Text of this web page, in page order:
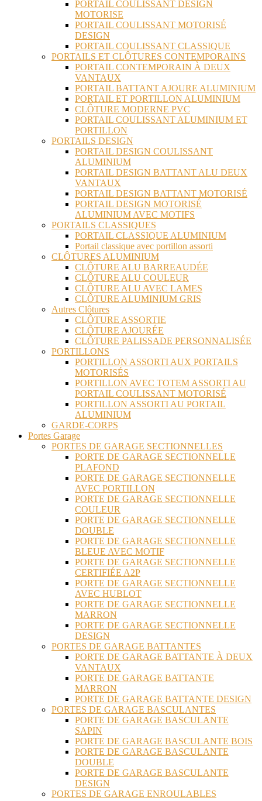
PORTAIL COULISSANT DESIGN
MOTORISE
PORTAIL COULISSANT MOTORISÉ
DESIGN
PORTAIL COULISSANT CLASSIQUE
PORTAILS ET CLÔTURES CONTEMPORAINS
PORTAIL CONTEMPORAIN À DEUX
VANTAUX
PORTAIL BATTANT AJOURE ALUMINIUM
PORTAIL ET PORTILLON ALUMINIUM
CLÔTURE MODERNE PVC
PORTAIL COULISSANT ALUMINIUM ET
PORTILLON
PORTAILS DESIGN
PORTAIL DESIGN COULISSANT
ALUMINIUM
PORTAIL DESIGN BATTANT ALU DEUX
VANTAUX
PORTAIL DESIGN BATTANT MOTORISÉ
PORTAIL DESIGN MOTORISÉ
ALUMINIUM AVEC MOTIFS
PORTAILS CLASSIQUES
PORTAIL CLASSIQUE ALUMINIUM
Portail classique avec portillon assorti
CLÔTURES ALUMINIUM
CLÔTURE ALU BARREAUDÉE
CLÔTURE ALU COULEUR
CLÔTURE ALU AVEC LAMES
CLÔTURE ALUMINIUM GRIS
Autres Clôtures
CLÔTURE ASSORTIE
CLÔTURE AJOURÉE
CLÔTURE PALISSADE PERSONNALISÉE
PORTILLONS
PORTILLON ASSORTI AUX PORTAILS
MOTORISÉS
PORTILLON AVEC TOTEM ASSORTI AU
PORTAIL COULISSANT MOTORISÉ
PORTILLON ASSORTI AU PORTAIL
ALUMINIUM
GARDE-CORPS
Portes Garage
PORTES DE GARAGE SECTIONNELLES
PORTE DE GARAGE SECTIONNELLE
PLAFOND
PORTE DE GARAGE SECTIONNELLE
AVEC PORTILLON
PORTE DE GARAGE SECTIONNELLE
COULEUR
PORTE DE GARAGE SECTIONNELLE
DOUBLE
PORTE DE GARAGE SECTIONNELLE
BLEUE AVEC MOTIF
PORTE DE GARAGE SECTIONNELLE
CERTIFIÉE A2P
PORTE DE GARAGE SECTIONNELLE
AVEC HUBLOT
PORTE DE GARAGE SECTIONNELLE
MARRON
PORTE DE GARAGE SECTIONNELLE
DESIGN
PORTES DE GARAGE BATTANTES
PORTE DE GARAGE BATTANTE À DEUX
VANTAUX
PORTE DE GARAGE BATTANTE
MARRON
PORTE DE GARAGE BATTANTE DESIGN
PORTES DE GARAGE BASCULANTES
PORTE DE GARAGE BASCULANTE
SAPIN
PORTE DE GARAGE BASCULANTE BOIS
PORTE DE GARAGE BASCULANTE
DOUBLE
PORTE DE GARAGE BASCULANTE
DESIGN
PORTES DE GARAGE ENROULABLES